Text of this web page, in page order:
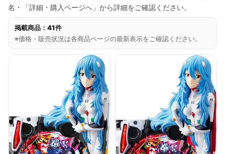
名・「詳細・購入ページへ」から詳細をご確認ください。
掲載商品：41件
※価格・販売状況は各商品ページの最新表示をご確認ください。